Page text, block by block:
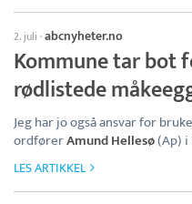
2. juli ·abcnyheter.no
Kommune tar bot
rødlistede
Jeg har jo også ansvar for
ordførerAmund Hellesø(Ap)
LES ARTIKKEL